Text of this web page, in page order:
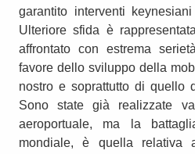
garantito interventi
Ulteriore sfida è
affrontato con estrema
favore dello sviluppo della
nostro e soprattutto di quello
Sono state già realizzate
aeroportuale, ma la
mondiale, è quella relativa